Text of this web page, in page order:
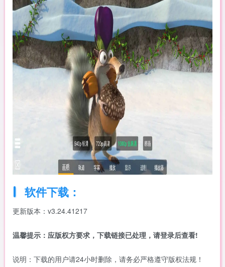
软件下载：
更新版本：v3.24.41217
温馨提示：应版权方要求，下载链接已处理，请登录后查看!
说明：下载的用户请24小时删除，请务必严格遵守版权法规！